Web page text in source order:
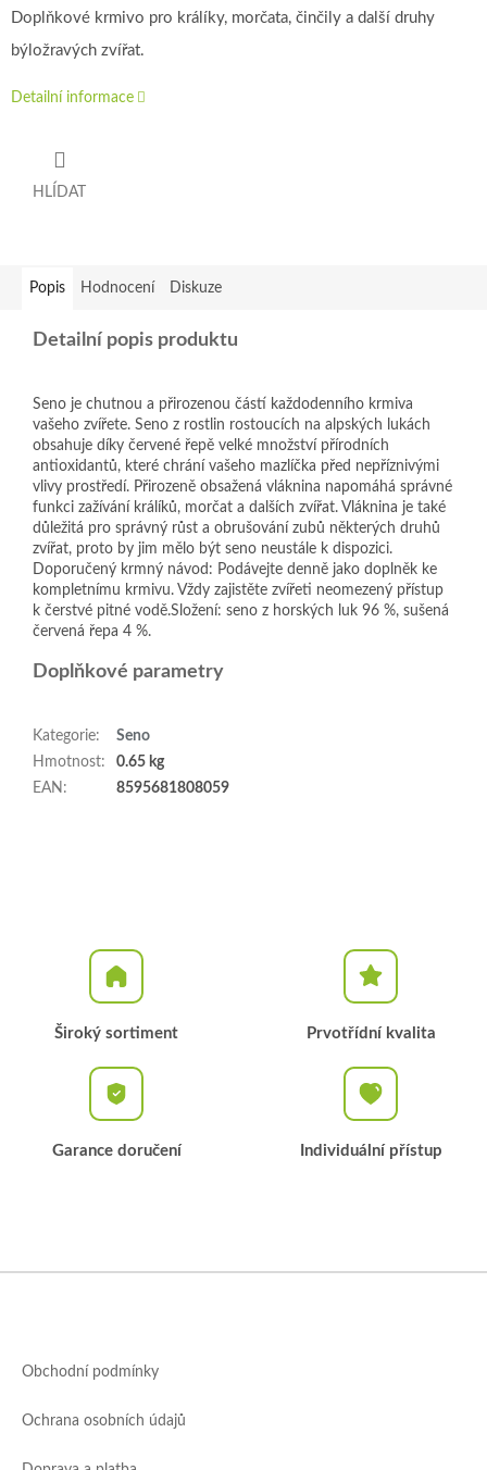
Doplňkové krmivo pro králíky, morčata, činčily a další druhy
býložravých zvířat.
Detailní informace
HLÍDAT
Popis Hodnocení Diskuze
Detailní popis produktu
Seno je chutnou a přirozenou částí každodenního krmiva
vašeho zvířete. Seno z rostlin rostoucích na alpských lukách
obsahuje díky červené řepě velké množství přírodních
antioxidantů, které chrání vašeho mazlíčka před nepříznivými
vlivy prostředí. Přirozeně obsažená vláknina napomáhá správné
funkci zažívání králíků, morčat a dalších zvířat. Vláknina je také
důležitá pro správný růst a obrušování zubů některých druhů
zvířat, proto by jim mělo být seno neustále k dispozici.​
Doporučený krmný návod: Podávejte denně jako doplněk ke
kompletnímu krmivu. Vždy zajistěte zvířeti neomezený přístup
k čerstvé pitné vodě.​ ​Složení: seno z horských luk 96 %, sušená
červená řepa 4 %.
Doplňkové parametry
Kategorie:
Seno
Hmotnost:
0.65 kg
EAN : 8595681808059
Široký sortiment Prvotřídní kvalita
Garance doručení Individuální přístup
Obchodní podmínky
Ochrana osobních údajů